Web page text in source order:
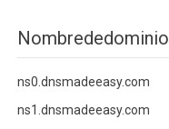
Nombrededominio
ns0.dnsmadeeasy.com
ns1.dnsmadeeasy.com